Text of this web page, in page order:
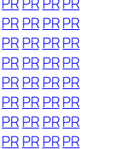
PRPR PRPR
PRPR PRPR
PRPR PRPR
PRPR PRPR
PRPR PRPR
PRPR PRPR
PRPR PRPR